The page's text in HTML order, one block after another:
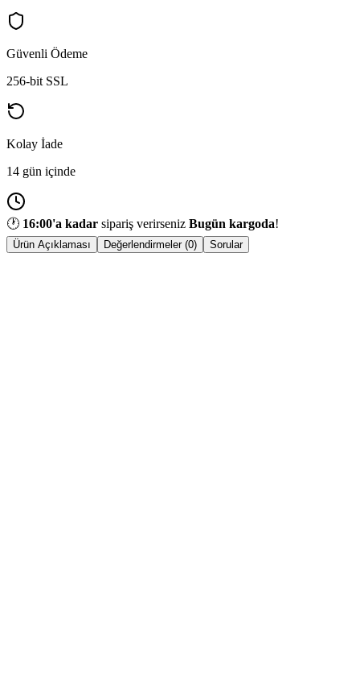
Güvenli Ödeme
256-bit SSL
Kolay İade
14 gün içinde
🕐 16:00'a kadar sipariş verirseniz Bugün kargoda!
Ürün Açıklaması Değerlendirmeler (0) Sorular